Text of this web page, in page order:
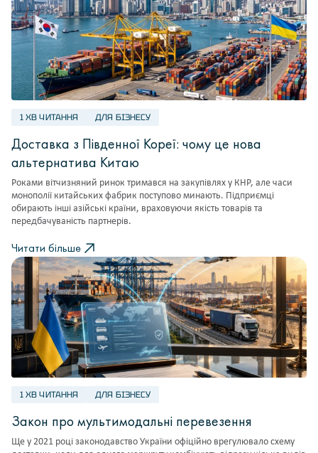
1 ХВ ЧИТАННЯ ДЛЯ БІЗНЕСУ
Доставка з Південної Кореї: чому це нова
альтернатива Китаю
Роками вітчизняний ринок тримався на закупівлях у КНР, але часи
монополії китайських фабрик поступово минають. Підприємці
обирають інші азійські країни, враховуючи якість товарів та
передбачуваність партнерів.
Читати більше
1 ХВ ЧИТАННЯ ДЛЯ БІЗНЕСУ
Закон про мультимодальні перевезення
Ще у 2021 році законодавство України офіційно врегулювало схему